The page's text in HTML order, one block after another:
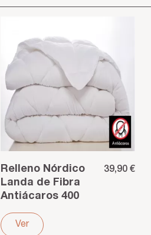
Relleno Nórdico
Landa de Fibra
Antiácaros 400
g/m² – Calidez y
confort
39,90 €
Ver